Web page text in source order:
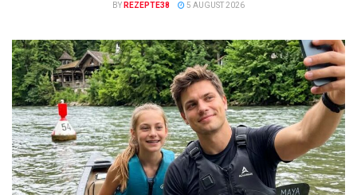
BY REZEPTE38 5 AUGUST 2026